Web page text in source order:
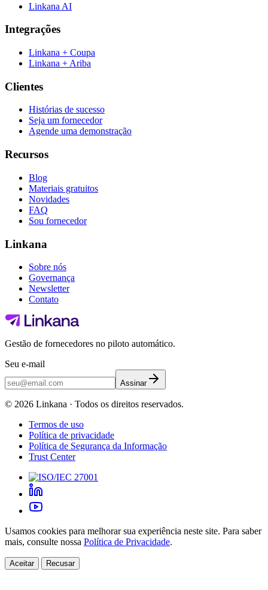
Linkana AI
Integrações
Linkana + Coupa
Linkana + Ariba
Clientes
Histórias de sucesso
Seja um fornecedor
Agende uma demonstração
Recursos
Blog
Materiais gratuitos
Novidades
FAQ
Sou fornecedor
Linkana
Sobre nós
Governança
Newsletter
Contato
Gestão de fornecedores no piloto automático.
Seu e-mail
Assinar
© 2026 Linkana · Todos os direitos reservados.
Termos de uso
Política de privacidade
Política de Segurança da Informação
Trust Center
Usamos cookies para melhorar sua experiência neste site. Para saber
mais, consulte nossa Política de Privacidade.
Aceitar Recusar